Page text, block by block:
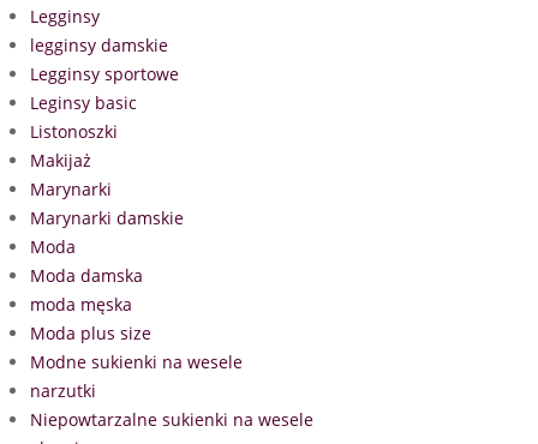
Legginsy
legginsy damskie
Legginsy sportowe
Leginsy basic
Listonoszki
Makijaż
Marynarki
Marynarki damskie
Moda
Moda damska
moda męska
Moda plus size
Modne sukienki na wesele
narzutki
Niepowtarzalne sukienki na wesele